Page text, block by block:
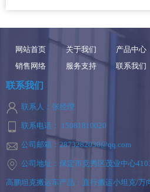
网站首页 关于我们 产品中心
销售网络
服务支持 联系我们
联系我们
联系人：张经理
联系电话： 15081810020
公司邮箱：2873282030@qq.com
公司地址：保定市竞秀区茂业中心
高鹏坦克搬运车产品：直行搬运小坦克/万